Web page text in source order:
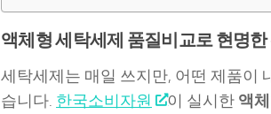
액체형 세탁세제 품질비교로 현명
세탁세제는 매일 쓰지만, 어떤 제품이
습니다. 한국소비자원 이 실시한 액